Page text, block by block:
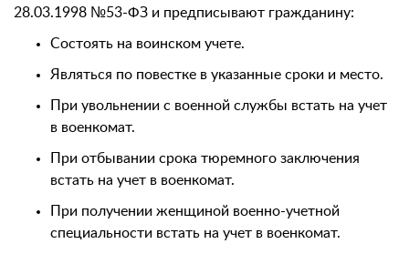
28.03.1998 №53-ФЗ и предписывают гражданину:
Состоять на воинском учете.
Являться по повестке в указанные сроки и место.
При увольнении с военной службы встать на учет
в военкомат.
При отбывании срока тюремного заключения
встать на учет в военкомат.
При получении женщиной военно-учетной
специальности встать на учет в военкомат.